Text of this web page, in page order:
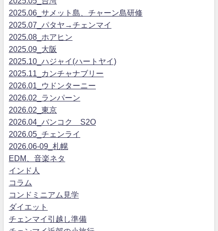
2025.06_サメット島、チャーン島研修
2025.07_パタヤ→チェンマイ
2025.08_ホアヒン
2025.09_大阪
2025.10_ハジャイ(ハートヤイ)
2025.11_カンチャナブリー
2026.01_ウドンターニー
2026.02_ランパーン
2026.02_東京
2026.04_バンコク S2O
2026.05_チェンライ
2026.06-09_札幌
EDM、音楽ネタ
インド人
コラム
コンドミニアム見学
ダイエット
チェンマイ引越し準備